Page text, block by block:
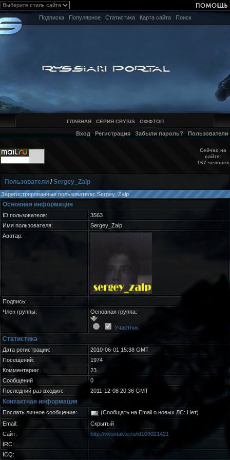
Подписка Популярное Статистика Карта сайта Поиск
ГЛАВНАЯ СЕРИЯ CRYSIS ОФФТОП
Вход Регистрация Забыли пароль? Пользователи
Сейчас на
сайте:
167 человек
Пользователи /Sergey_Zalp
Зарегистрированные пользователи: Sergey_Zalp
Основная информация
ID пользователя:
3563
Имя пользователя:
Sergey_Zalp
Аватар:
Подпись:
Член группы:
Основная группа:
Участник
Статистика
Дата регистрации:
2010-06-01 15:38 GMT
Посещений:
1974
Комментарии:
23
Сообщений
0
Последний раз входил:
2011-12-08 20:36 GMT
Контактная информация
Послать личное сообщение:
(Сообщать на Email о новых ЛС: Нет)
Email:
Скрытый
Сайт:
http://vkontakte.ru/id103021421
IRC:
ICQ: